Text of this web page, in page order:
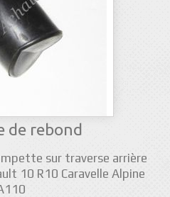
de rebond
sur traverse arrière
10 R10 Caravelle Alpine